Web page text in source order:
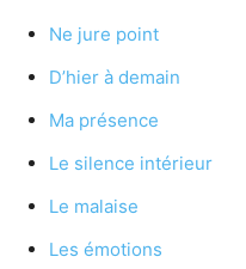
Ne jure point
D’hier à demain
Ma présence
Le silence intérieur
Le malaise
Les émotions